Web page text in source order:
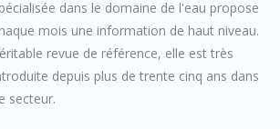
[Photo : Boîte à biofilm
dans le domaine de l'eau propose
mois une information de haut niveau.
revue de référence, elle est très
depuis plus de trente cinq ans dans
secteur.